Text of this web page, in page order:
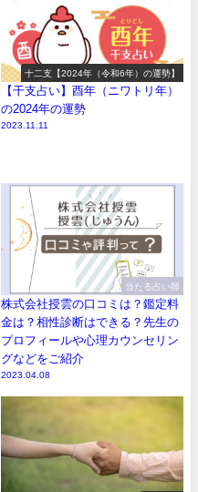
十二支【2024年（令和6年）の運勢】
【干支占い】酉年（ニワトリ年）
の2024年の運勢
2023.11.11
当たる占い師
株式会社授雲の口コミは？鑑定料
金は？相性診断はできる？先生の
プロフィールや心理カウンセリン
グなどをご紹介
2023.04.08